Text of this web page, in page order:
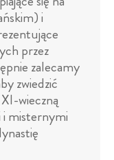
i
przez
zalecamy
zwiedzić
wieczną
misternymi